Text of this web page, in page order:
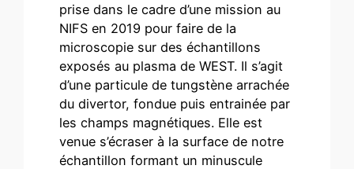
prise dans le cadre d’une mission au
NIFS en 2019 pour faire de la
microscopie sur des échantillons
exposés au plasma de WEST. Il s’agit
d’une particule de tungstène arrachée
du divertor, fondue puis entrainée par
les champs magnétiques. Elle est
venue s’écraser à la surface de notre
échantillon formant un minuscule